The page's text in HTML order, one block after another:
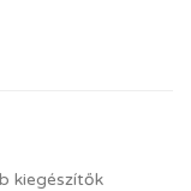
kiegészítők